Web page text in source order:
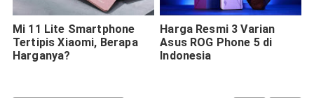
Mi 11 Lite Smartphone
Tertipis Xiaomi, Berapa
Harganya?
Harga Resmi 3 Varian
Asus ROG Phone 5 di
Indonesia